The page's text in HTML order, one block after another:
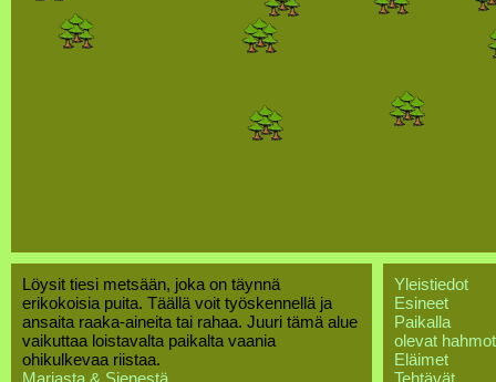
Löysit tiesi metsään, joka on täynnä
erikokoisia puita. Täällä voit työskennellä ja
ansaita raaka-aineita tai rahaa. Juuri tämä alue
vaikuttaa loistavalta paikalta vaania
ohikulkevaa riistaa.
Marjasta & Sienestä
Yleistiedot
Esineet
Paikalla
olevat hahmot
Eläimet
Tehtävät